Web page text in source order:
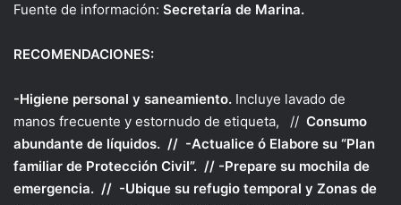
Fuente de información: Secretaría de Marina.
RECOMENDACIONES:
-Higiene personal y saneamiento. Incluye lavado de
manos frecuente y estornudo de etiqueta, // Consumo
abundante de líquidos. // -Actualice ó Elabore su “Plan
familiar de Protección Civil”. // -Prepare su mochila de
emergencia. // -Ubique su refugio temporal y Zonas de